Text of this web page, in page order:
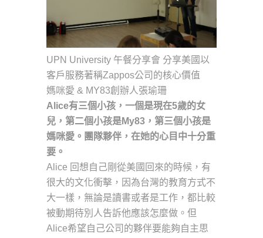
UPN University 午餐分享會 分享美國以
客戶服務著稱Zappos公司的核心價值
媽咪愛 & MY83創辦人張瑜珊
Alice有三個小孩，一個是現在5歲的女
兒，第二個小孩是My83，第三個小孩是
媽咪愛。團隊夥伴，在她的心目中十分重
要。
Alice 回想自己剛從美國回來的時候，有
很大的文化衝擊，因為台灣的教育方式不
大一樣，無論是讀書或者是工作，都比較
被動期待別人告訴他應該怎麼做。但
Alice希望自己公司的夥伴要能夠自主思